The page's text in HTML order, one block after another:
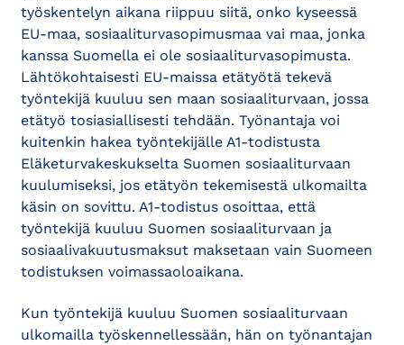
työskentelyn aikana riippuu siitä, onko kyseessä
EU-maa, sosiaaliturvasopimusmaa vai maa, jonka
kanssa Suomella ei ole sosiaaliturvasopimusta.
Lähtökohtaisesti EU-maissa etätyötä tekevä
työntekijä kuuluu sen maan sosiaaliturvaan, jossa
etätyö tosiasiallisesti tehdään. Työnantaja voi
kuitenkin hakea työntekijälle A1-todistusta
Eläketurvakeskukselta Suomen sosiaaliturvaan
kuulumiseksi, jos etätyön tekemisestä ulkomailta
käsin on sovittu. A1-todistus osoittaa, että
työntekijä kuuluu Suomen sosiaaliturvaan ja
sosiaalivakuutusmaksut maksetaan vain Suomeen
todistuksen voimassaoloaikana.
Kun työntekijä kuuluu Suomen sosiaaliturvaan
ulkomailla työskennellessään, hän on työnantajan